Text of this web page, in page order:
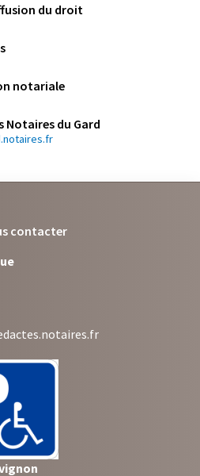
du droit
notariale
Notaires du Gard
contacter